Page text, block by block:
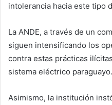
intolerancia hacia este tipo
La ANDE, a través de un
siguen intensificando los
contra estas prácticas
sistema eléctrico paraguayo.
Asimismo, la institución